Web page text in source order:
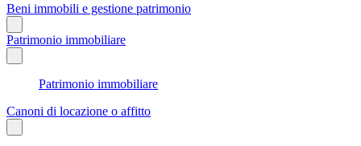
Beni immobili e gestione patrimonio
Patrimonio immobiliare
Patrimonio immobiliare
Canoni di locazione o affitto